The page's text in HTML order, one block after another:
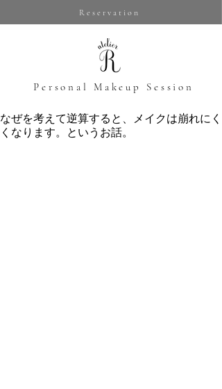
Reservation
​Personal Makeup Session
なぜを考えて逆算すると、メイクは崩れにく
くなります。というお話。